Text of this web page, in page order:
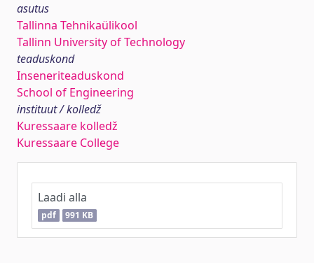
asutus
Tallinna Tehnikaülikool
Tallinn University of Technology
teaduskond
Inseneriteaduskond
School of Engineering
instituut / kolledž
Kuressaare kolledž
Kuressaare College
Laadi alla
pdf 991 KB